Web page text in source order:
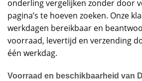
onderling vergelijken zonder door
pagina’s te hoeven zoeken. Onze
werkdagen bereikbaar en
voorraad, levertijd en verzending
één werkdag.
Voorraad en beschikbaarheid van